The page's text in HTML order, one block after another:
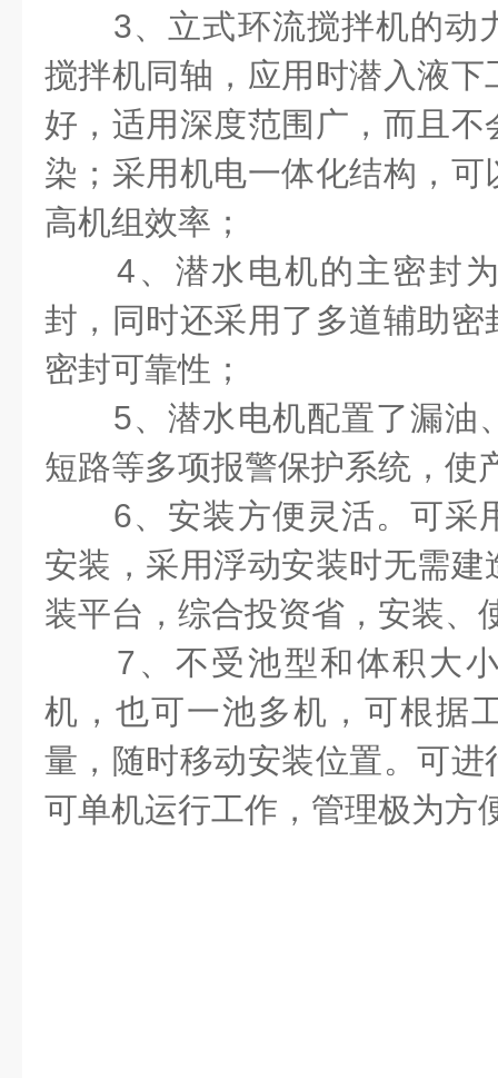
3、立式环流搅拌机的动
搅拌机同轴，应用时潜入液
好，适用深度范围广，而且
染；采用机电一体化结构，
高机组效率；
4、潜水电机的主密封为
封，同时还采用了多道辅助
密封可靠性；
5、潜水电机配置了漏油
短路等多项报警保护系统，使
6、安装方便灵活。可采
安装，采用浮动安装时无需
装平台，综合投资省，安装、
7、不受池型和体积大小
机，也可一池多机，可根据
量，随时移动安装位置。可
可单机运行工作，管理极为方